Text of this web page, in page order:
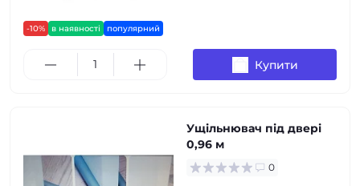
-10% в наявності популярний
Купити
Ущільнювач під двері
0,96 м
0